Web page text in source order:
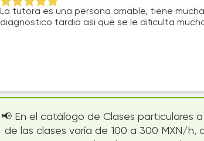
La tutora es una persona amable, tiene
diagnostico tardio asi que se le dificulta
📢 En el catálogo de Clases particulares
de las clases varía de 100 a 300 MXN/